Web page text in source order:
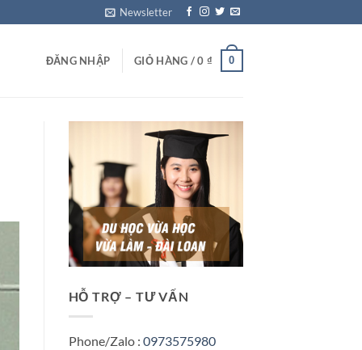
Newsletter
ĐĂNG NHẬP GIỎ HÀNG /0 ₫ 0
HỖ TRỢ – TƯ VẤN
Phone/Zalo : 0973575980